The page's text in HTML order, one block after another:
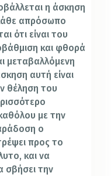
η άσκηση
απρόσωπο
ότι είναι του
και φθορά
μεταβαλλόμενη
αυτή είναι
θέληση του
με την
ο
προς το
και να
σβήσει την